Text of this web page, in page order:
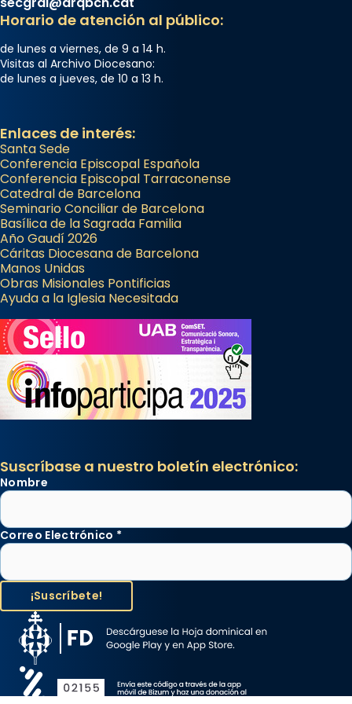
Horario de atención al público:
de lunes a viernes, de 9 a 14 h.
Visitas al Archivo Diocesano:
de lunes a jueves, de 10 a 13 h.
Enlaces de interés:
Santa Sede
Conferencia Episcopal Española
Conferencia Episcopal Tarraconense
Catedral de Barcelona
Seminario Conciliar de Barcelona
Basílica de la Sagrada Familia
Año Gaudí 2026
Cáritas Diocesana de Barcelona
Manos Unidas
Obras Misionales Pontificias
Ayuda a la Iglesia Necesitada
Suscríbase a nuestro boletín electrónico:
Nombre
Correo Electrónico *